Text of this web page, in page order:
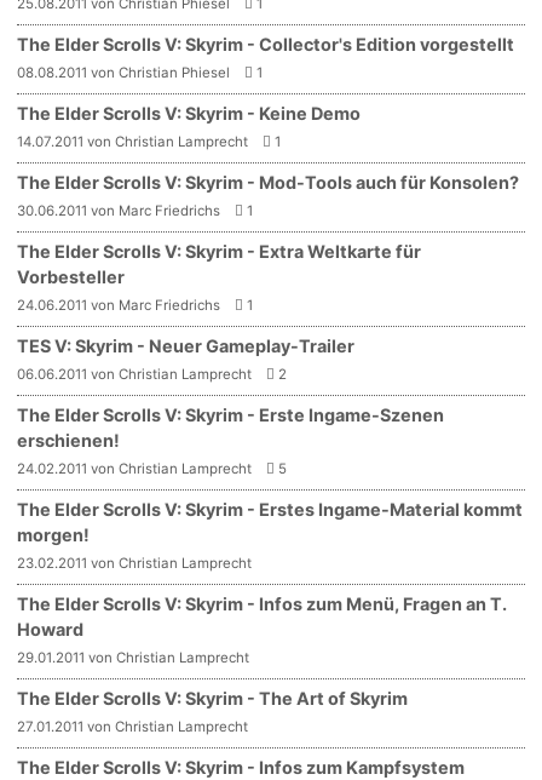
The Elder Scrolls V: Skyrim - Collector's Edition vorgestellt
08.08.2011 von Christian Phiesel 1
The Elder Scrolls V: Skyrim - Keine Demo
14.07.2011 von Christian Lamprecht 1
The Elder Scrolls V: Skyrim - Mod-Tools auch für Konsolen?
30.06.2011 von Marc Friedrichs 1
The Elder Scrolls V: Skyrim - Extra Weltkarte für
Vorbesteller
24.06.2011 von Marc Friedrichs 1
TES V: Skyrim - Neuer Gameplay-Trailer
06.06.2011 von Christian Lamprecht 2
The Elder Scrolls V: Skyrim - Erste Ingame-Szenen
erschienen!
24.02.2011 von Christian Lamprecht 5
The Elder Scrolls V: Skyrim - Erstes Ingame-Material kommt
morgen!
23.02.2011 von Christian Lamprecht
The Elder Scrolls V: Skyrim - Infos zum Menü, Fragen an T.
Howard
29.01.2011 von Christian Lamprecht
The Elder Scrolls V: Skyrim - The Art of Skyrim
27.01.2011 von Christian Lamprecht
The Elder Scrolls V: Skyrim - Infos zum Kampfsystem